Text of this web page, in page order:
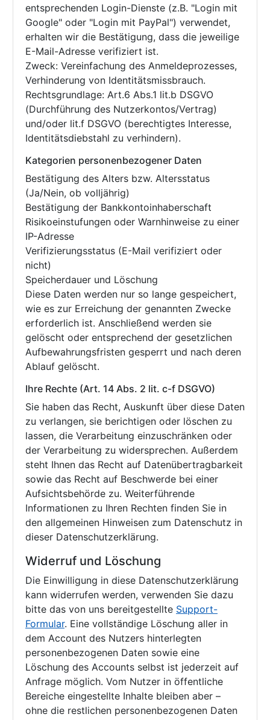
entsprechenden Login-Dienste (z.B. "Login mit
Google" oder "Login mit PayPal") verwendet,
erhalten wir die Bestätigung, dass die jeweilige
E-Mail-Adresse verifiziert ist.
Zweck: Vereinfachung des Anmeldeprozesses,
Verhinderung von Identitätsmissbrauch.
Rechtsgrundlage: Art.6 Abs.1 lit.b DSGVO
(Durchführung des Nutzerkontos/Vertrag)
und/oder lit.f DSGVO (berechtigtes Interesse,
Identitätsdiebstahl zu verhindern).
Kategorien personenbezogener Daten
Bestätigung des Alters bzw. Altersstatus
(Ja/Nein, ob volljährig)
Bestätigung der Bankkontoinhaberschaft
Risikoeinstufungen oder Warnhinweise zu einer
IP-Adresse
Verifizierungsstatus (E-Mail verifiziert oder
nicht)
Speicherdauer und Löschung
Diese Daten werden nur so lange gespeichert,
wie es zur Erreichung der genannten Zwecke
erforderlich ist. Anschließend werden sie
gelöscht oder entsprechend der gesetzlichen
Aufbewahrungsfristen gesperrt und nach deren
Ablauf gelöscht.
Ihre Rechte (Art. 14 Abs. 2 lit. c-f DSGVO)
Sie haben das Recht, Auskunft über diese Daten
zu verlangen, sie berichtigen oder löschen zu
lassen, die Verarbeitung einzuschränken oder
der Verarbeitung zu widersprechen. Außerdem
steht Ihnen das Recht auf Datenübertragbarkeit
sowie das Recht auf Beschwerde bei einer
Aufsichtsbehörde zu. Weiterführende
Informationen zu Ihren Rechten finden Sie in
den allgemeinen Hinweisen zum Datenschutz in
dieser Datenschutzerklärung.
Widerruf und Löschung
Die Einwilligung in diese Datenschutzerklärung
kann widerrufen werden, verwenden Sie dazu
bitte das von uns bereitgestellte Support-
Formular. Eine vollständige Löschung aller in
dem Account des Nutzers hinterlegten
personenbezogenen Daten sowie eine
Löschung des Accounts selbst ist jederzeit auf
Anfrage möglich. Vom Nutzer in öffentliche
Bereiche eingestellte Inhalte bleiben aber –
ohne die restlichen personenbezogenen Daten